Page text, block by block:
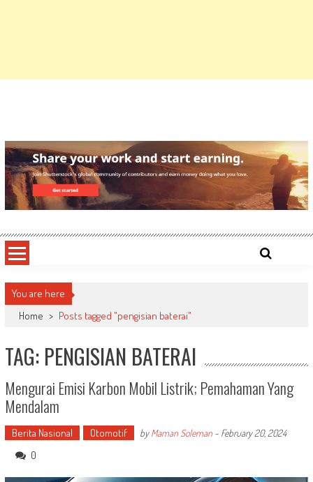
You are here
Home > Posts tagged "pengisian baterai"
TAG: PENGISIAN BATERAI
Mengurai Emisi Karbon Mobil Listrik; Pemahaman Yang
Mendalam
Berita Nasional Otomotif byMaman Soleman- February 20, 2024
0